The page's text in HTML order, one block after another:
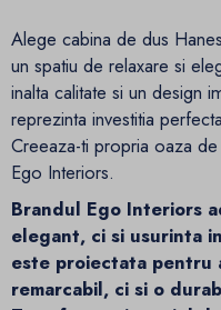
Alege cabina de dus
un spatiu de relaxare si
inalta calitate si un design
reprezinta investitia
Creeaza-ti propria oaza
Ego Interiors.
Brandul Ego Interiors
elegant, ci si usurinta
este proiectata pentru
remarcabil, ci si o